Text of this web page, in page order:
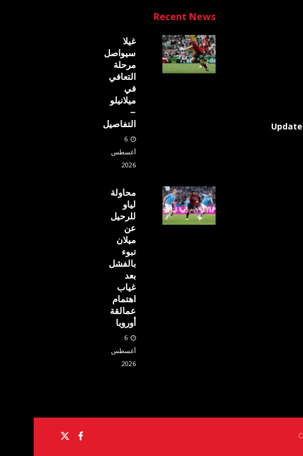
Recent News
غيلا
سيواصل
مرحلة
التعافي
في
ميلانيلو
–
التفاصيل
6
أغسطس
2026
محاولة
لياو
للرحيل
عن
ميلان
تبوء
بالفشل
بعد
غياب
اهتمام
عمالقة
أوروبا
6
أغسطس
2026